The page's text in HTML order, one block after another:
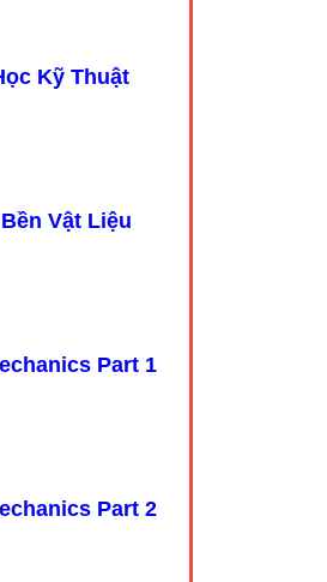
Kỹ Thuật
Vật Liệu
Part 1
Part 2